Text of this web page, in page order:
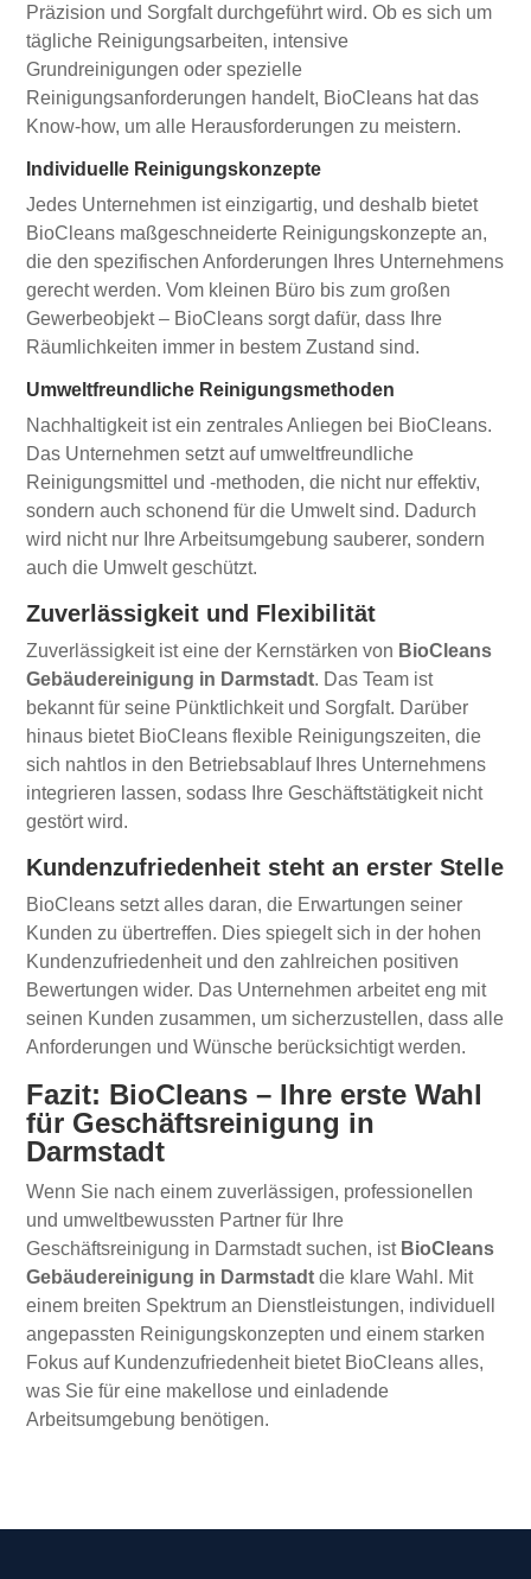
Präzision und Sorgfalt durchgeführt wird. Ob es sich um
tägliche Reinigungsarbeiten, intensive
Grundreinigungen oder spezielle
Reinigungsanforderungen handelt, BioCleans hat das
Know-how, um alle Herausforderungen zu meistern.
Individuelle Reinigungskonzepte
Jedes Unternehmen ist einzigartig, und deshalb bietet
BioCleans maßgeschneiderte Reinigungskonzepte an,
die den spezifischen Anforderungen Ihres Unternehmens
gerecht werden. Vom kleinen Büro bis zum großen
Gewerbeobjekt – BioCleans sorgt dafür, dass Ihre
Räumlichkeiten immer in bestem Zustand sind.
Umweltfreundliche Reinigungsmethoden
Nachhaltigkeit ist ein zentrales Anliegen bei BioCleans.
Das Unternehmen setzt auf umweltfreundliche
Reinigungsmittel und -methoden, die nicht nur effektiv,
sondern auch schonend für die Umwelt sind. Dadurch
wird nicht nur Ihre Arbeitsumgebung sauberer, sondern
auch die Umwelt geschützt.
Zuverlässigkeit und Flexibilität
Zuverlässigkeit ist eine der Kernstärken von BioCleans
Gebäudereinigung in Darmstadt. Das Team ist
bekannt für seine Pünktlichkeit und Sorgfalt. Darüber
hinaus bietet BioCleans flexible Reinigungszeiten, die
sich nahtlos in den Betriebsablauf Ihres Unternehmens
integrieren lassen, sodass Ihre Geschäftstätigkeit nicht
gestört wird.
Kundenzufriedenheit steht an erster Stelle
BioCleans setzt alles daran, die Erwartungen seiner
Kunden zu übertreffen. Dies spiegelt sich in der hohen
Kundenzufriedenheit und den zahlreichen positiven
Bewertungen wider. Das Unternehmen arbeitet eng mit
seinen Kunden zusammen, um sicherzustellen, dass alle
Anforderungen und Wünsche berücksichtigt werden.
Fazit: BioCleans – Ihre erste Wahl
für Geschäftsreinigung in
Darmstadt
Wenn Sie nach einem zuverlässigen, professionellen
und umweltbewussten Partner für Ihre
Geschäftsreinigung in Darmstadt suchen, ist BioCleans
Gebäudereinigung in Darmstadt die klare Wahl. Mit
einem breiten Spektrum an Dienstleistungen, individuell
angepassten Reinigungskonzepten und einem starken
Fokus auf Kundenzufriedenheit bietet BioCleans alles,
was Sie für eine makellose und einladende
Arbeitsumgebung benötigen.